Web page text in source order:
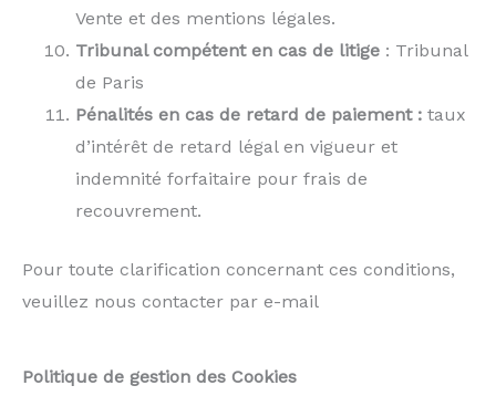
Vente et des mentions légales.
Tribunal compétent en cas de litige : Tribunal
de Paris
Pénalités en cas de retard de paiement : taux
d’intérêt de retard légal en vigueur et
indemnité forfaitaire pour frais de
recouvrement.
Pour toute clarification concernant ces conditions,
veuillez nous contacter par e-mail
Politique de gestion des Cookies